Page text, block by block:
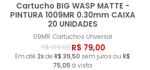
Cartucho BIG WASP MATTE -
PINTURA 1009MR 0.30mm CAIXA
20 UNIDADES
09MR Cartuchos Unversal
R$ 109,00R$ 79,00
Em até 2xde R$ 39,50 sem juros ou R$
75,05 à vista
Comprar